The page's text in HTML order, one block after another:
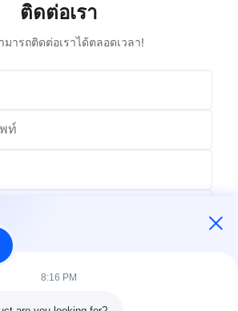
ติดต่อเรา
ารถติดต่อเราได้ตลอดเวลา!
8:16 PM